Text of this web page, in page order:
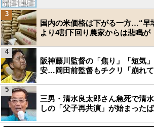
国内の米価格は下がる一方…“早
より4割下回り農家からは悲鳴が
3
阪神藤川監督の「焦り」「短気
安…岡田前監督もチクリ「崩れて
4
三男・清水良太郎さん急死で清
しの「父子再共演」が始まった
5